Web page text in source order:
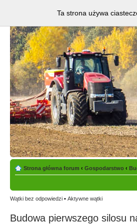
Strona główna forum ‹ Gospodarstwo ‹
Wątki bez odpowiedzi • Aktywne wątki
Budowa pierwszego silosu
Ta strona używa